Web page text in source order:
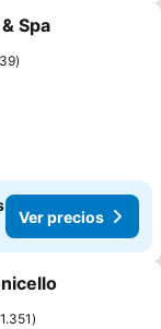
Spa
Ver precios
1.351